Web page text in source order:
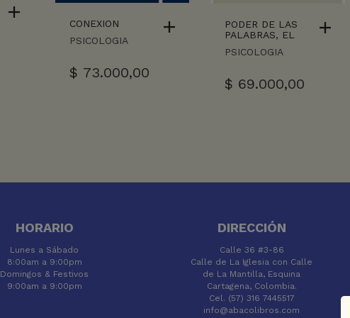
CONEXION
PSICOLOGIA
$ 73.000,00
PODER DE LAS
PALABRAS, EL
PSICOLOGIA
$ 69.000,00
HORARIO
Lunes a Sábado
8:00am a 9:00pm
Domingos & Festivos
9:00am a 9:00pm
DIRECCIÓN
Calle 36 #3-86
Calle de La Iglesia con Calle
de La Mantilla, Esquina
Cartagena, Colombia.
Cel. (57) 316 7445517
info@abacolibros.com